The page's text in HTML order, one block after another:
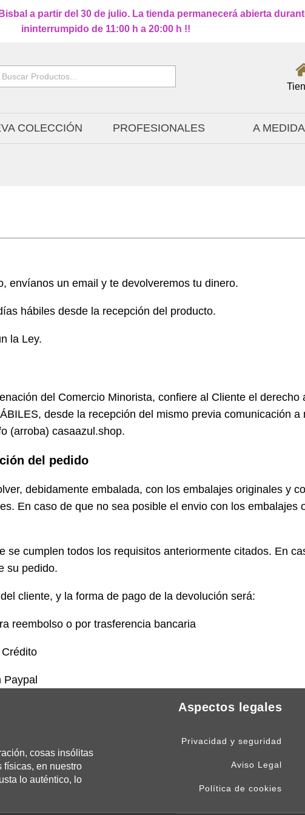
a partir del 30 de julio. La tienda permanecerá abierta
ininterrumpido de 11:00 h a 20:00 h !!
COLECCIÓN PROFESIONALES A MEDIDA
envíanos un email y te devolveremos tu dinero.
hábiles desde la recepción del producto.
la Ley.
del Comercio Minorista, confiere al Cliente el derecho
desde la recepción del mismo previa comunicación a
(arroba) casaazul.shop.
del pedido
debidamente embalada, con los embalajes originales y
En caso de que no sea posible el envio con los embalajes
se cumplen todos los requisitos anteriormente citados. En
su pedido.
cliente, y la forma de pago de la devolución será:
reembolso o por trasferencia bancaria
Paypal
cosas insólitas
físicas, en nuestro
lo auténtico, lo
Aspectos legales
Privacidad y seguridad
Aviso Legal
Política de cookies